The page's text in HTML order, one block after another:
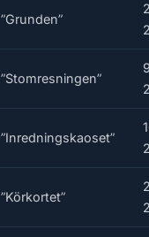
”Grunden”
”Stomresningen”
”Inredningskaoset”
”Körkortet”